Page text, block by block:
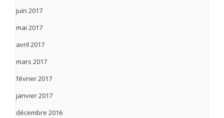
juin 2017
mai 2017
avril 2017
mars 2017
février 2017
janvier 2017
décembre 2016